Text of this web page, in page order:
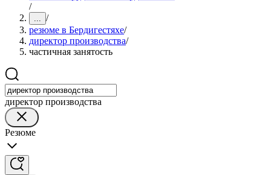
/
... /
резюме в Бердигестяхе/
директор производства/
частичная занятость
директор производства
Резюме